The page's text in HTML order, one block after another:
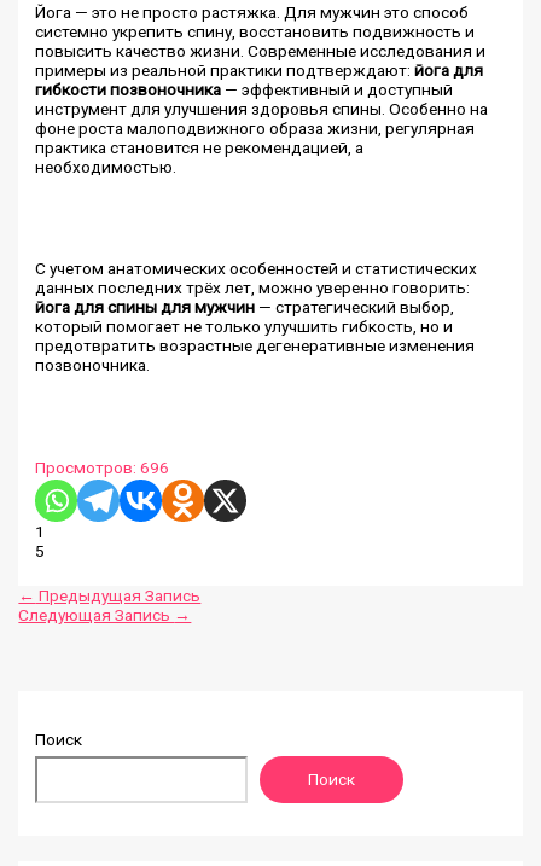
Йога — это не просто растяжка. Для мужчин это способ
системно укрепить спину, восстановить подвижность и
повысить качество жизни. Современные исследования и
примеры из реальной практики подтверждают:йога для
гибкости позвоночника — эффективный и доступный
инструмент для улучшения здоровья спины. Особенно на
фоне роста малоподвижного образа жизни, регулярная
практика становится не рекомендацией, а
необходимостью.
С учетом анатомических особенностей и статистических
данных последних трёх лет, можно уверенно говорить:
йога для спины для мужчин — стратегический выбор,
который помогает не только улучшить гибкость, но и
предотвратить возрастные дегенеративные изменения
позвоночника.
Просмотров: 696
1
5
← Предыдущая Запись
Следующая Запись →
Поиск
Поиск